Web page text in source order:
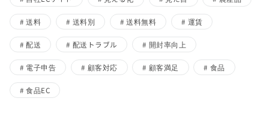
送料 送料別 送料無料 運賃
配送 配送トラブル 開封率向上
電子申告 顧客対応 顧客満足 食品
食品EC